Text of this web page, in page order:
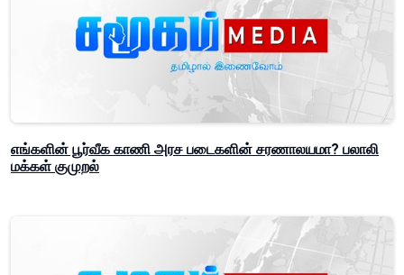
எங்களின் பூர்வீக காணி அரச படைகளின் சரணாலயமா? பலாலி
மக்கள் குமுறல்